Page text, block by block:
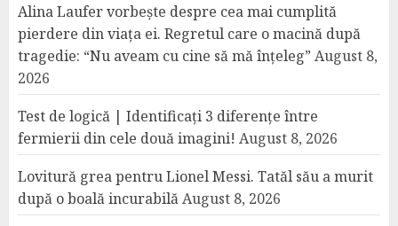
Alina Laufer vorbește despre cea mai cumplită
pierdere din viața ei. Regretul care o macină după
tragedie: “Nu aveam cu cine să mă înțeleg” August 8,
2026
Test de logică | Identificați 3 diferențe între
fermierii din cele două imagini! August 8, 2026
Lovitură grea pentru Lionel Messi. Tatăl său a murit
după o boală incurabilăAugust 8, 2026